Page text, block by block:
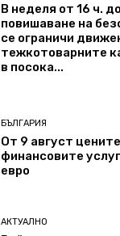
В неделя от 16 ч.
повишаване на
се ограничи
тежкотоварните
в посока...
БЪЛГАРИЯ
От 9 август
финансовите
евро
АКТУАЛНО